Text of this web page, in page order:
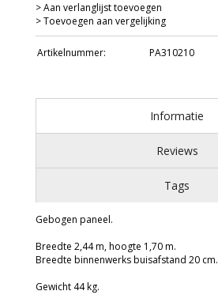
> Aan verlanglijst toevoegen
> Toevoegen aan vergelijking
Artikelnummer: PA310210
Informatie
Reviews
Tags
Gebogen paneel.
Breedte 2,44 m, hoogte 1,70 m.
Breedte binnenwerks buisafstand 20 cm.
Gewicht 44 kg.